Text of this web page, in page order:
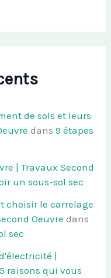
de sols et leurs
dans9 étapes
| Travaux Second
un sous-sol sec
choisir le carrelage
Oeuvre dans
sec
|
5 raisons qui vous